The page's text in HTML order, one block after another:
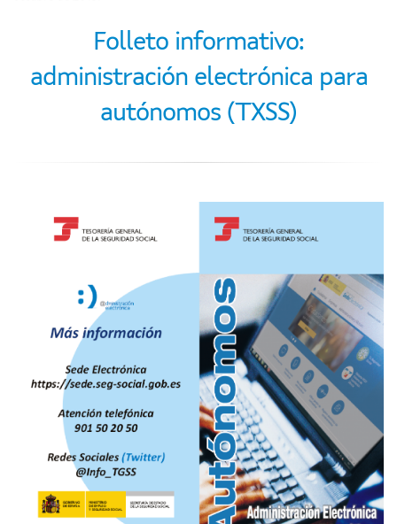
Folleto informativo:
administración electrónica para
autónomos (TXSS)